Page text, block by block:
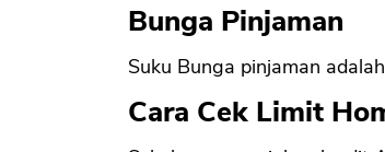
Bunga Pinjaman
Suku Bunga pinjaman
Cara Cek Limit